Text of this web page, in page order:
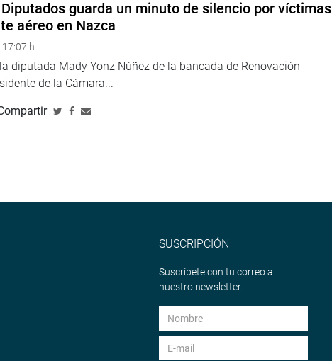
guarda un minuto de silencio por víctimas
aéreo en Nazca
h
diputada Mady Yonz Núñez de la bancada de Renovación
de la Cámara...
SUSCRIPCIÓN
Suscríbete con tu correo a
nuestro newsletter.